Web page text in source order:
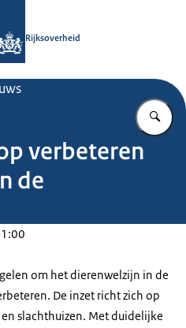
Rijksoverheid
verbeteren
de
om het dierenwelzijn in de
De inzet richt zich op
slachthuizen. Met duidelijke